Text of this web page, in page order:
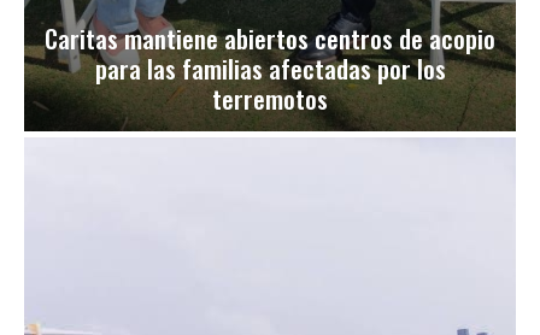
Caritas mantiene abiertos centros de acopio
para las familias afectadas por los
terremotos